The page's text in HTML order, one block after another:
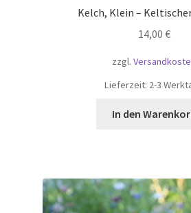
Kelch, Klein –
14,00 €
zzgl.
Lieferzeit: 2-3
In den